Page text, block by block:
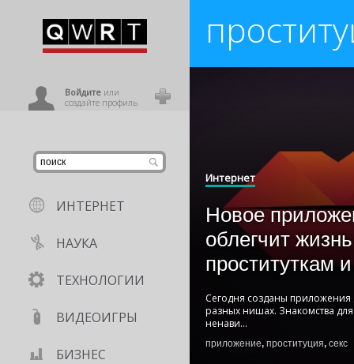
Войдитеили
создайте профиль
ИНТЕРНЕТ
НАУКА
ТЕХНОЛОГИИ
ВИДЕОИГРЫ
БИЗНЕС
Интернет
Новое
облегчит жизнь
проституткам
Сегодня созданы приложения
разных нишах. Знакомства
ненави...
приложение, проституция, секс